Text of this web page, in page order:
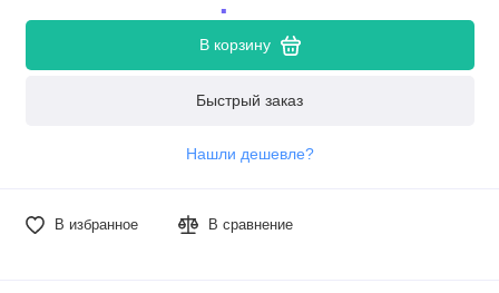
В корзину
Быстрый заказ
Нашли дешевле?
В избранное В сравнение